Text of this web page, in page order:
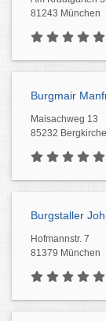
81243 München
Burgmair
Maisachweg 13
85232
Burgstaller
Hofmannstr. 7
81379 München